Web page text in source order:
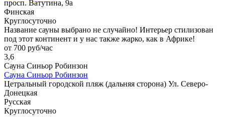
просп. Ватутина, 9а
Финская
Круглосуточно
Название сауны выбрано не случайно! Интерьер стилизован
под этот континент и у нас также жарко, как в Африке!
от 700 руб/час
3,6
Сауна Синьор Робинзон
Сауна Синьор Робинзон
Цетральный городской пляж (дальняя сторона) Ул. Северо-
Донецкая
Русская
Круглосуточно